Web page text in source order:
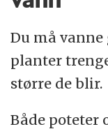
Du må vanne
planter
større de blir.
Både poteter